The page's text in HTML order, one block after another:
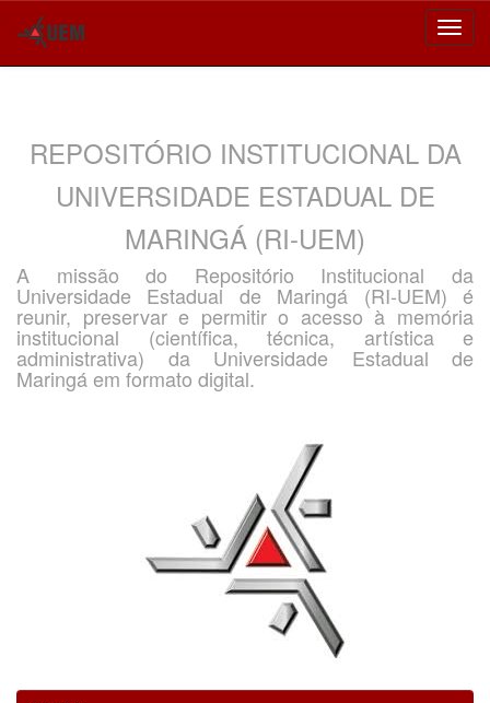
REPOSITÓRIO INSTITUCIONAL DA
UNIVERSIDADE ESTADUAL DE
MARINGÁ (RI-UEM)
A missão do Repositório Institucional da
Universidade Estadual de Maringá (RI-UEM) é
reunir, preservar e permitir o acesso à memória
institucional (científica, técnica, artística e
administrativa) da Universidade Estadual de
Maringá em formato digital.